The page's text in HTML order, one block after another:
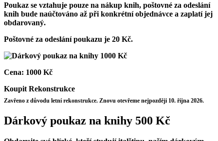
Poukaz se vztahuje pouze na nákup knih, poštovné za odeslání
knih bude naúčtováno až při konkrétní objednávce a zaplatí jej
obdarovaný.
Poštovné za odeslání poukazu je 20 Kč.
Cena: 1000 Kč
Koupit Rekonstrukce
Zavřeno z důvodu letní rekonstrukce. Znovu otevřeme nejpozději 10. října 2026.
Dárkový poukaz na knihy 500 Kč